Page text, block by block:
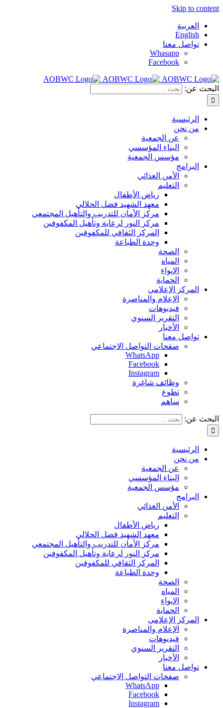
Skip to content
العربية
English
تواصل معنا
Whasapp
Facebook
البحث عن:
الرئيسية
من نحن
عن الجمعية
البناء المؤسسي
مؤسس الجمعية
البرامج
الأمن الغذائي
التعليم
رياض الأطفال
معهد الشهيد فضل الحلالي
مركز الأمان للتدريب والتأهيل المجتمعي
مركز النور لرعاية وتأهيل المكفوفين
المركز الثقافي للمكفوفين
وحدة الطباعة
الصحة
المياه
الإيواء
الحماية
المركز الإعلامي
الإعلام والمناصرة
فيديوهات
التقرير السنوي
الأخبار
تواصل معنا
صفحات التواصل الاجتماعي
WhatsApp
Facebook
Instagram
وظائف شاغرة
تطوع
ساهم
البحث عن:
الرئيسية
من نحن
عن الجمعية
البناء المؤسسي
مؤسس الجمعية
البرامج
الأمن الغذائي
التعليم
رياض الأطفال
معهد الشهيد فضل الحلالي
مركز الأمان للتدريب والتأهيل المجتمعي
مركز النور لرعاية وتأهيل المكفوفين
المركز الثقافي للمكفوفين
وحدة الطباعة
الصحة
المياه
الإيواء
الحماية
المركز الإعلامي
الإعلام والمناصرة
فيديوهات
التقرير السنوي
الأخبار
تواصل معنا
صفحات التواصل الاجتماعي
WhatsApp
Facebook
Instagram